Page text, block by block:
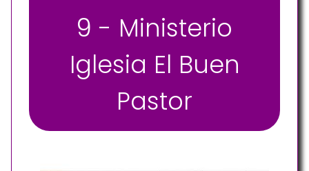
9 - Ministerio
Iglesia El Buen
Pastor